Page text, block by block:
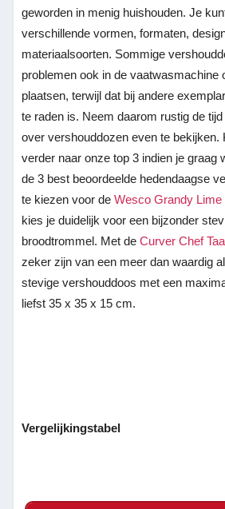
geworden in menig huishouden. Je
verschillende vormen, formaten,
materiaalsoorten. Sommige
problemen ook in de vaatwasmachine
plaatsen, terwijl dat bij andere
te raden is. Neem daarom rustig de
over vershouddozen even te bekijken.
verder naar onze top 3 indien je graag
de 3 best beoordeelde hedendaagse
te kiezen voor deWesco Grandy Lime
kies je duidelijk voor een bijzonder
broodtrommel. Met deCurver Chef
zeker zijn van een meer dan waardig
stevige vershouddoos met een
liefst 35 x 35 x 15 cm.
Vergelijkingstabel